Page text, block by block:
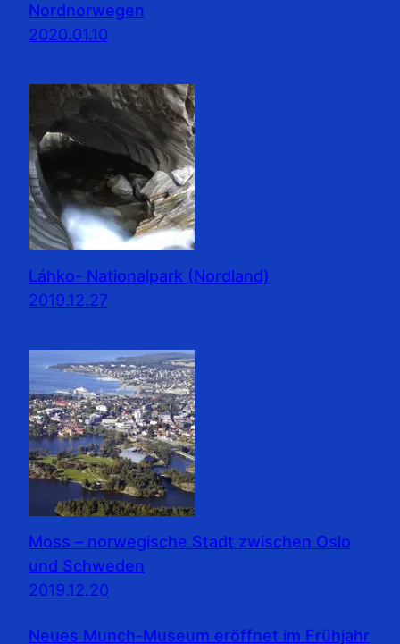
Nordnorwegen
2020.01.10
Láhko- Nationalpark (Nordland)
2019.12.27
Moss – norwegische Stadt zwischen Oslo
und Schweden
2019.12.20
Neues Munch-Museum eröffnet im Frühjahr